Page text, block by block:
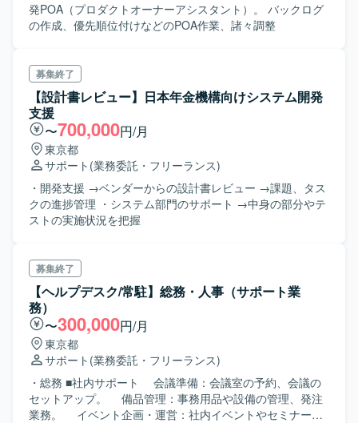
発POA（プロダクトオーナーアシスタント）。 バックログ
の作成、優先順位付けなどのPOA作業、諸々調整
募集終了
【設計書レビュー】日本年金機構向けシステム開発
支援
〜700,000円/月
東京都
サポート (業務委託・フリーランス)
・開発支援 →ベンダーからの設計書レビュー →課題、タス
クの進捗管理 ・システム部門のサポート →中身の部分やテ
ストの実施状況を把握
募集終了
【ヘルプデスク/常駐】総務・人事（サポート業
務）
〜300,000円/月
東京都
サポート (業務委託・フリーランス)
・総務 ■社内サポート 会議準備：会議室の予約、会議の
セットアップ。 備品管理：事務用品や設備の管理、発注
業務。 イベント企画・運営：社内イベントやセミナーの